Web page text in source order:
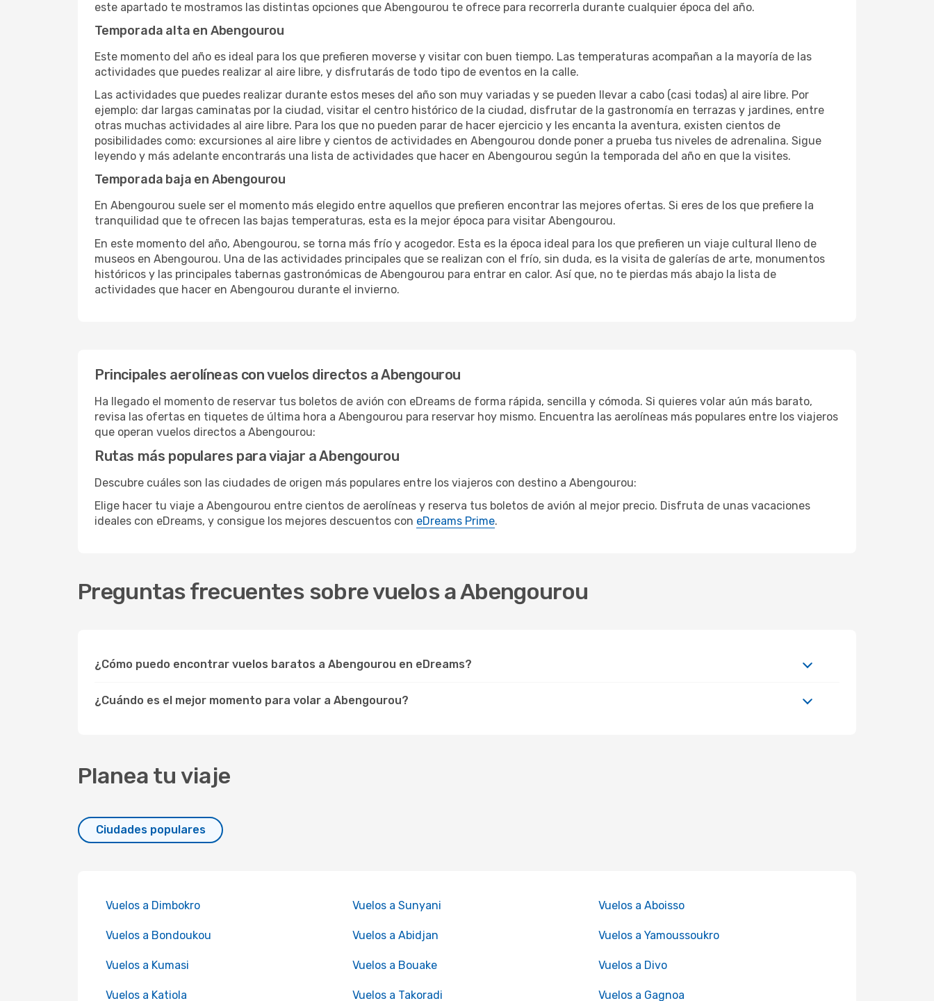
este apartado te mostramos las distintas opciones que Abengourou te ofrece para recorrerla durante cualquier época del año.
Temporada alta en Abengourou
Este momento del año es ideal para los que prefieren moverse y visitar con buen tiempo. Las temperaturas acompañan a la mayoría de las
actividades que puedes realizar al aire libre, y disfrutarás de todo tipo de eventos en la calle.
Las actividades que puedes realizar durante estos meses del año son muy variadas y se pueden llevar a cabo (casi todas) al aire libre. Por
ejemplo: dar largas caminatas por la ciudad, visitar el centro histórico de la ciudad, disfrutar de la gastronomía en terrazas y jardines, entre
otras muchas actividades al aire libre. Para los que no pueden parar de hacer ejercicio y les encanta la aventura, existen cientos de
posibilidades como: excursiones al aire libre y cientos de actividades en Abengourou donde poner a prueba tus niveles de adrenalina. Sigue
leyendo y más adelante encontrarás una lista de actividades que hacer en Abengourou según la temporada del año en que la visites.
Temporada baja en Abengourou
En Abengourou suele ser el momento más elegido entre aquellos que prefieren encontrar las mejores ofertas. Si eres de los que prefiere la
tranquilidad que te ofrecen las bajas temperaturas, esta es la mejor época para visitar Abengourou.
En este momento del año, Abengourou, se torna más frío y acogedor. Esta es la época ideal para los que prefieren un viaje cultural lleno de
museos en Abengourou. Una de las actividades principales que se realizan con el frío, sin duda, es la visita de galerías de arte, monumentos
históricos y las principales tabernas gastronómicas de Abengourou para entrar en calor. Así que, no te pierdas más abajo la lista de
actividades que hacer en Abengourou durante el invierno.
Principales aerolíneas con vuelos directos a Abengourou
Ha llegado el momento de reservar tus boletos de avión con eDreams de forma rápida, sencilla y cómoda. Si quieres volar aún más barato,
revisa las ofertas en tiquetes de última hora a Abengourou para reservar hoy mismo. Encuentra las aerolíneas más populares entre los viajeros
que operan vuelos directos a Abengourou:
Rutas más populares para viajar a Abengourou
Descubre cuáles son las ciudades de origen más populares entre los viajeros con destino a Abengourou:
Elige hacer tu viaje a Abengourou entre cientos de aerolíneas y reserva tus boletos de avión al mejor precio. Disfruta de unas vacaciones
ideales con eDreams, y consigue los mejores descuentos con eDreams Prime.
Preguntas frecuentes sobre vuelos a Abengourou
¿Cómo puedo encontrar vuelos baratos a Abengourou en eDreams?
¿Cuándo es el mejor momento para volar a Abengourou?
Planea tu viaje
Ciudades populares
Vuelos a Dimbokro Vuelos a Sunyani Vuelos a Aboisso
Vuelos a Bondoukou Vuelos a Abidjan Vuelos a Yamoussoukro
Vuelos a Kumasi Vuelos a Bouake Vuelos a Divo
Vuelos a Katiola Vuelos a Takoradi Vuelos a Gagnoa